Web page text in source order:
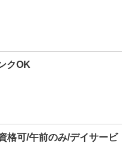
クOK
格可/午前のみ/デイサービ